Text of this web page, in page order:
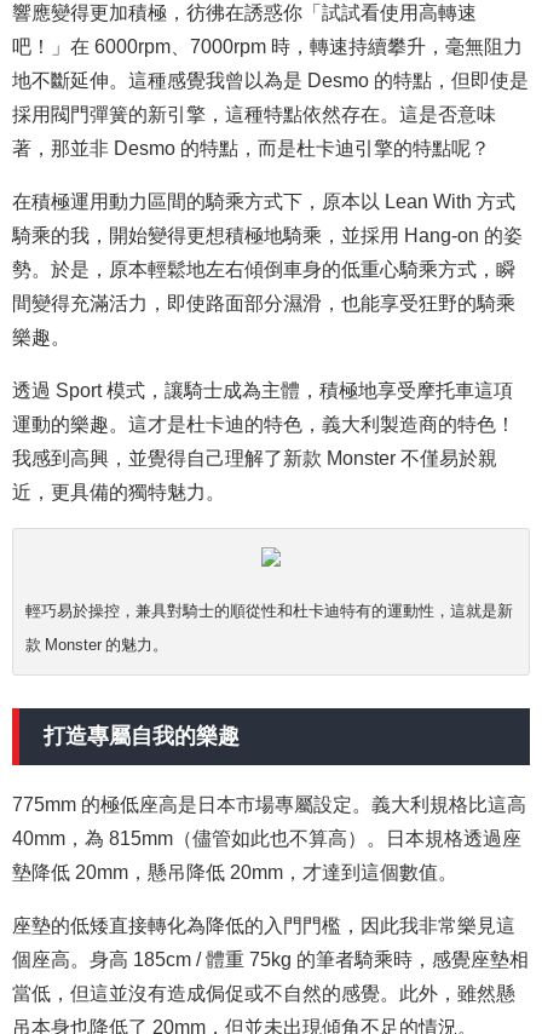
響應變得更加積極，彷彿在誘惑你「試試看使用高轉速
吧！」在 6000rpm、7000rpm 時，轉速持續攀升，毫無阻力
地不斷延伸。這種感覺我曾以為是 Desmo 的特點，但即使是
採用閥門彈簧的新引擎，這種特點依然存在。這是否意味
著，那並非 Desmo 的特點，而是杜卡迪引擎的特點呢？
在積極運用動力區間的騎乘方式下，原本以 Lean With 方式
騎乘的我，開始變得更想積極地騎乘，並採用 Hang-on 的姿
勢。於是，原本輕鬆地左右傾倒車身的低重心騎乘方式，瞬
間變得充滿活力，即使路面部分濕滑，也能享受狂野的騎乘
樂趣。
透過 Sport 模式，讓騎士成為主體，積極地享受摩托車這項
運動的樂趣。這才是杜卡迪的特色，義大利製造商的特色！
我感到高興，並覺得自己理解了新款 Monster 不僅易於親
近，更具備的獨特魅力。
輕巧易於操控，兼具對騎士的順從性和杜卡迪特有的運動性，這就是新
款 Monster 的魅力。
打造專屬自我的樂趣
775mm 的極低座高是日本市場專屬設定。義大利規格比這高
40mm，為 815mm（儘管如此也不算高）。日本規格透過座
墊降低 20mm，懸吊降低 20mm，才達到這個數值。
座墊的低矮直接轉化為降低的入門門檻，因此我非常樂見這
個座高。身高 185cm / 體重 75kg 的筆者騎乘時，感覺座墊相
當低，但這並沒有造成侷促或不自然的感覺。此外，雖然懸
吊本身也降低了 20mm，但並未出現傾角不足的情況。